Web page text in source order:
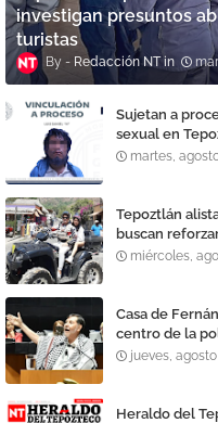
investigan presuntos
turistas
Redacción NT
Sujetan a
sexual en
martes,
Tepoztlán
buscan
miércoles,
Casa de
centro de la
jueves,
Heraldo del